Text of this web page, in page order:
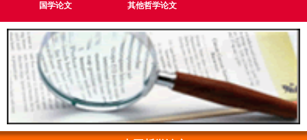
国学论文
其他哲学论文